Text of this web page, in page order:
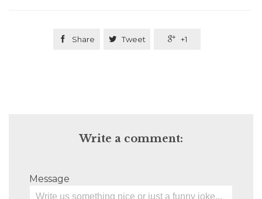
 Share  Tweet  +1
Write a comment:
Message